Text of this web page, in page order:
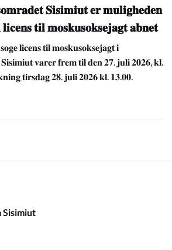
𝐒𝐢𝐬𝐢𝐦𝐢𝐮𝐭 𝐞𝐫 𝐦𝐮𝐥𝐢𝐠𝐡𝐞𝐝𝐞𝐧
𝐭𝐢𝐥 𝐦𝐨𝐬𝐤𝐮𝐬𝐨𝐤𝐬𝐞𝐣𝐚𝐠𝐭 𝐚𝐛𝐧𝐞𝐭
𝐥𝐢𝐜𝐞𝐧𝐬 𝐭𝐢𝐥 𝐦𝐨𝐬𝐤𝐮𝐬𝐨𝐤𝐬𝐞𝐣𝐚𝐠𝐭 𝐢
𝐯𝐚𝐫𝐞𝐫 𝐟𝐫𝐞𝐦 𝐭𝐢𝐥 𝐝𝐞𝐧 𝟐𝟕. 𝐣𝐮𝐥𝐢 𝟐𝟎𝟐𝟔, 𝐤𝐥.
𝐭𝐢𝐫𝐬𝐝𝐚𝐠 𝟐𝟖. 𝐣𝐮𝐥𝐢 𝟐𝟎𝟐𝟔 𝐤𝐥. 𝟏𝟑.𝟎𝟎.
Sisimiut